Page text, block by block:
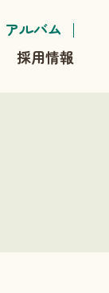
アルバム
採用情報